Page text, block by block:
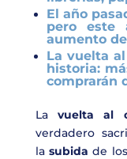
El año
pero este
aumento
La vuelta
historia:
comprarán
Lavuelta al
verdadero
lasubidade los